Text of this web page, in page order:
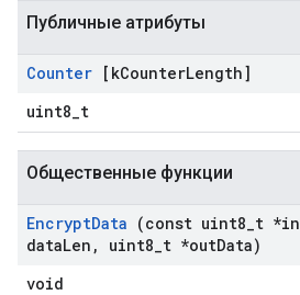
Публичные атрибуты
Counter [kCounterLength]
uint8_t
Общественные функции
EncryptData (const uint8 t *in
dataLen , uint8 t *outData)
void